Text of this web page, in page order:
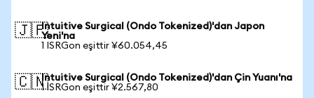
🇯🇵Intuitive Surgical (Ondo Tokenized)'dan Japon
Yeni'na
1 ISRGon eşittir ¥60.054,45
🇨🇳Intuitive Surgical (Ondo Tokenized)'dan Çin Yuanı'na
1 ISRGon eşittir ¥2.567,80